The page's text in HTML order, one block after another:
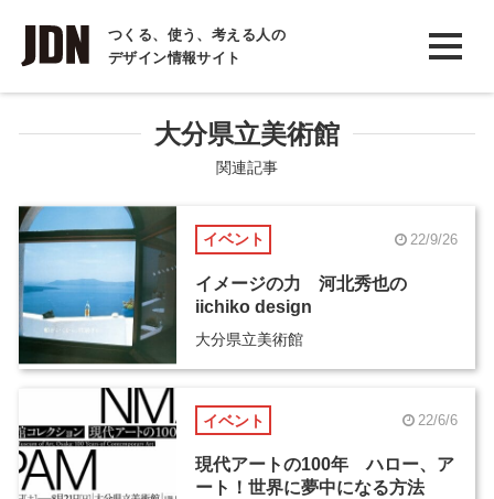
つくる、使う、考える人の
デザイン情報サイト
INTERVIEW
インタビュー
REPORT
COLUMN
コラム
大分県立美術館
関連記事
イベント 22/9/26
イメージの力 河北秀也の
iichiko design
大分県立美術館
イベント 22/6/6
現代アートの100年 ハロー、ア
ート！世界に夢中になる方法